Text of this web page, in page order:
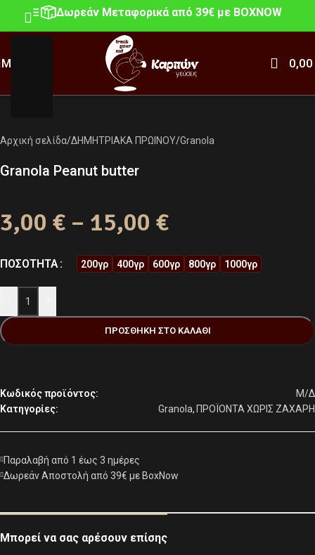
Δωρεάν Μεταφορικά από 39€ με BOXNOW
MENU 0,00
Click to enlarge
Αρχική σελίδα/ΔΗΜΗΤΡΙΑΚΑ ΠΡΩΙΝΟΥ/Granola
Granola Peanut butter
3,00 € – 15,00 €
ΠΟΣΌΤΗΤΑ 200γρ 400γρ 600γρ 800γρ 1000γρ
ΠΡΟΣΘΉΚΗ ΣΤΟ ΚΑΛΆΘΙ
Κωδικός προϊόντος:
Μ/Δ
Κατηγορίες:
Granola, ΠΡΟΪΟΝΤΑ ΧΩΡΙΣ ΖΑΧΑΡΗ
Παραλαβή από 1 έως 3 ημέρες
Δωρεάν Αποστολή από 39€ με BoxNow
Μπορεί να σας αρέσουν επίσης